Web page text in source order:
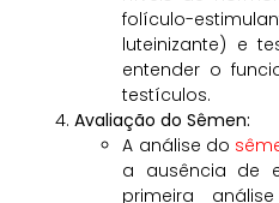
folículo-
luteinizante) e
entender o
testículos.
Avaliação do Sêmen:
A análise do
a ausência de
primeira